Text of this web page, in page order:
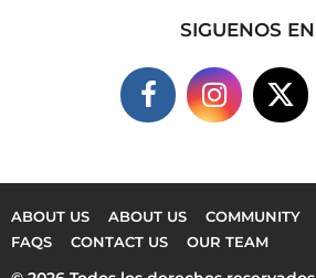
SIGUENOS EN
ABOUT US ABOUT US COMMUNITY
FAQS
CONTACT US OUR TEAM